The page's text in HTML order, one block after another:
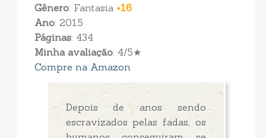
Gênero: Fantasia +16
Ano: 2015
Páginas: 434
Minha avaliação: 4/5★
Compre na Amazon
Depois de anos sendo
escravizados pelas fadas, os